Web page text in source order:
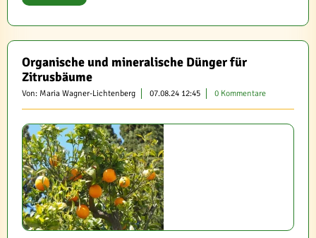
Organische und mineralische Dünger für
Zitrusbäume
Von: Maria Wagner-Lichtenberg 07.08.24 12:45 0 Kommentare